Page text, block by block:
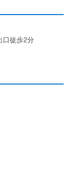
徒歩2分